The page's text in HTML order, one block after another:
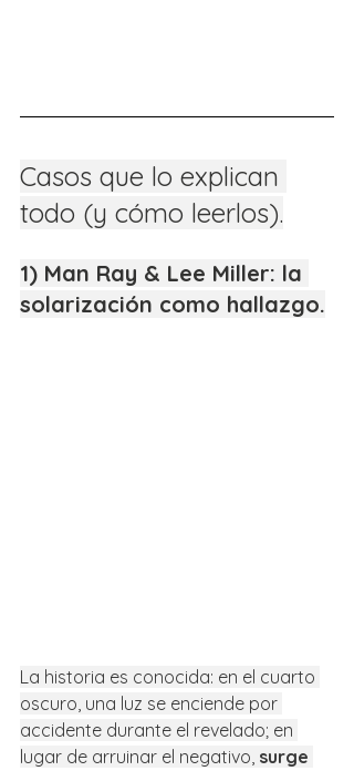
Casos que lo explican
todo (y cómo leerlos).
1) Man Ray & Lee Miller: la
solarización como hallazgo.
La historia es conocida: en el cuarto
oscuro, una luz se enciende por
accidente durante el revelado; en
lugar de arruinar el negativo, surge